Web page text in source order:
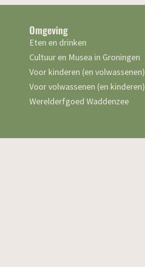
Omgeving
Eten en drinken
Cultuur en Musea in Groningen
Voor kinderen (en volwassenen)
Voor volwassenen (en kinderen)
Werelderfgoed Waddenzee